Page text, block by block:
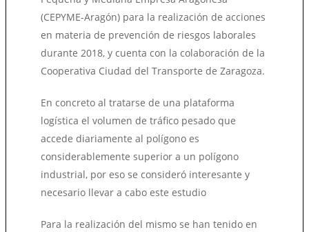
(CEPYME-Aragón) para la realización de acciones
en materia de prevención de riesgos laborales
durante 2018, y cuenta con la colaboración de la
Cooperativa Ciudad del Transporte de Zaragoza.
En concreto al tratarse de una plataforma
logística el volumen de tráfico pesado que
accede diariamente al polígono es
considerablemente superior a un polígono
industrial, por eso se consideró interesante y
necesario llevar a cabo este estudio
Para la realización del mismo se han tenido en